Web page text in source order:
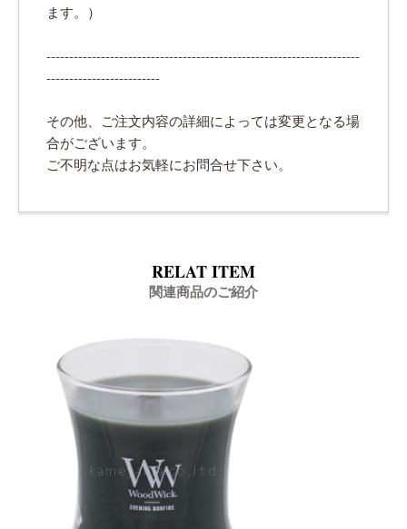
ます。）
---------------------------------------------------------------------
-------------------------
その他、ご注文内容の詳細によっては変更となる場
合がございます。
ご不明な点はお気軽にお問合せ下さい。
RELAT ITEM
関連商品のご紹介